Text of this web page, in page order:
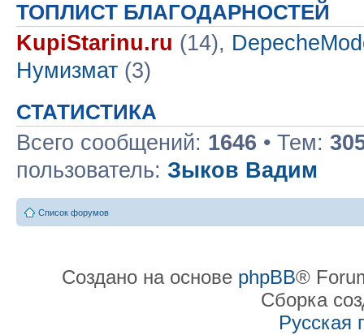
ТОПЛИСТ БЛАГОДАРНОСТЕЙ
KupiStarinu.ru (14),
Нумизмат (3)
СТАТИСТИКА
Всего сообщений: 1646 • Тем:
пользователь: Зыков Вадим
Список форумов
Создано на основе phpBB®
Сборка
Русская